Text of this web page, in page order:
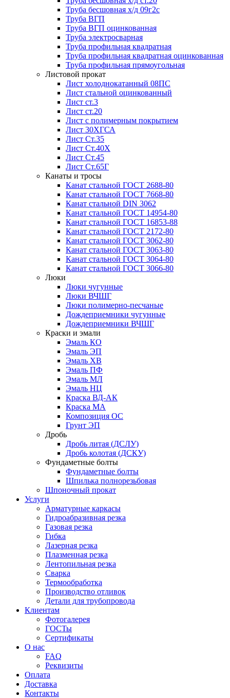
Труба бесшовная х/д 09г2с
Труба ВГП
Труба ВГП оцинкованная
Труба электросварная
Труба профильная квадратная
Труба профильная квадратная оцинкованная
Труба профильная прямоугольная
Листовой прокат
Лист холоднокатанный 08ПС
Лист стальной оцинкованный
Лист ст.3
Лист ст.20
Лист с полимерным покрытием
Лист 30ХГСА
Лист Ст.35
Лист Ст.40Х
Лист Ст.45
Лист Ст.65Г
Канаты и тросы
Канат стальной ГОСТ 2688-80
Канат стальной ГОСТ 7668-80
Канат стальной DIN 3062
Канат стальной ГОСТ 14954-80
Канат стальной ГОСТ 16853-88
Канат стальной ГОСТ 2172-80
Канат стальной ГОСТ 3062-80
Канат стальной ГОСТ 3063-80
Канат стальной ГОСТ 3064-80
Канат стальной ГОСТ 3066-80
Люки
Люки чугунные
Люки ВЧШГ
Люки полимерно-песчаные
Дождеприемники чугунные
Дождеприемники ВЧШГ
Краски и эмали
Эмаль КО
Эмаль ЭП
Эмаль ХВ
Эмаль ПФ
Эмаль МЛ
Эмаль НЦ
Краска ВД-АК
Краска МА
Композиция ОС
Грунт ЭП
Дробь
Дробь литая (ДСЛУ)
Дробь колотая (ДСКУ)
Фундаметные болты
Фундаметные болты
Шпилька полнорезьбовая
Шпоночный прокат
Услуги
Арматурные каркасы
Гидроабразивная резка
Газовая резка
Гибка
Лазерная резка
Плазменная резка
Лентопильная резка
Сварка
Термообработка
Производство отливок
Детали для трубопровода
Клиентам
Фотогалерея
ГОСТы
Сертификаты
О нас
FAQ
Реквизиты
Оплата
Доставка
Контакты